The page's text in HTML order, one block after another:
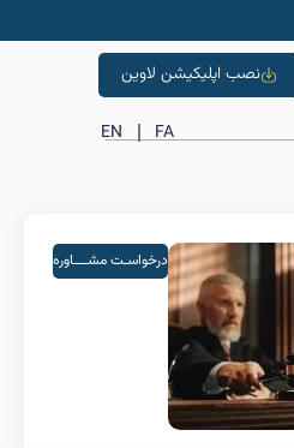
نصب اپلیکیشن لاوین
FA
EN
درخواسـت مشــــاوره